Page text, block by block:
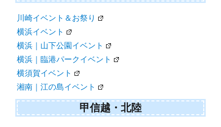
川崎イベント＆お祭り
横浜イベント
横浜｜山下公園イベント
横浜｜臨港パークイベント
横須賀イベント
湘南｜江の島イベント
甲信越・北陸